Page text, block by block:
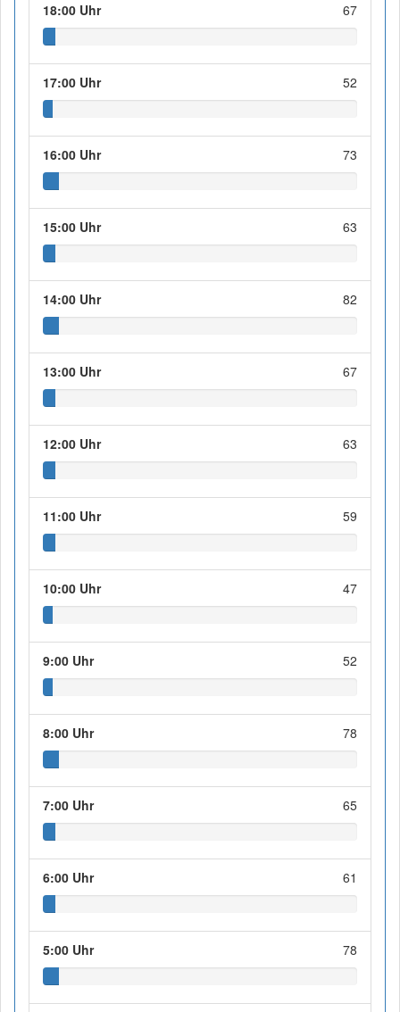
18:00 Uhr 67
17:00 Uhr 52
16:00 Uhr 73
15:00 Uhr 63
14:00 Uhr 82
13:00 Uhr 67
12:00 Uhr 63
11:00 Uhr 59
10:00 Uhr 47
9:00 Uhr 52
8:00 Uhr 78
7:00 Uhr 65
6:00 Uhr 61
5:00 Uhr 78